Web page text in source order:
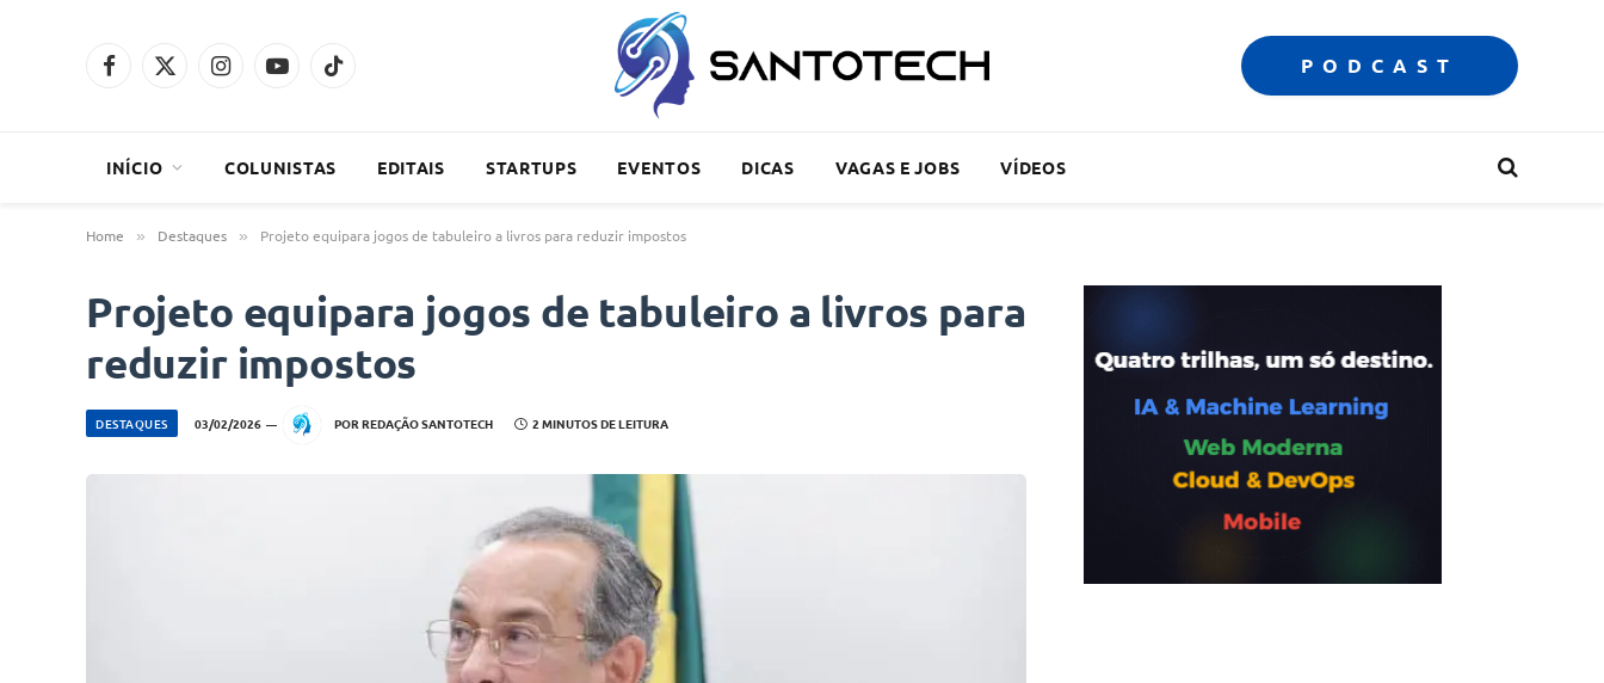
Facebook
X
InstagramYouTubeTikTok PODCAST
INÍCIO COLUNISTAS EDITAIS STARTUPS EVENTOS DICAS VAGAS E JOBS VÍDEOS
Home » Destaques » Projeto equipara jogos de tabuleiro a livros para reduzir impostos
Projeto equipara jogos de tabuleiro a livros para
reduzir impostos
DESTAQUES 03/02/2026 POR REDAÇÃO SANTOTECH 2 MINUTOS DE LEITURA